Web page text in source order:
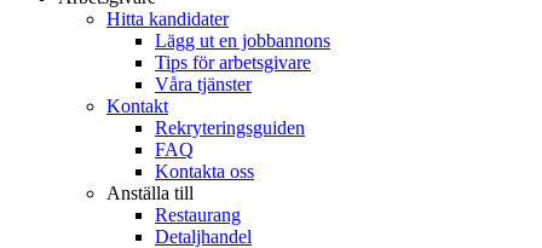
Hitta kandidater
Lägg ut en jobbannons
Tips för arbetsgivare
Våra tjänster
Kontakt
Rekryteringsguiden
FAQ
Kontakta oss
Anställa till
Restaurang
Detaljhandel